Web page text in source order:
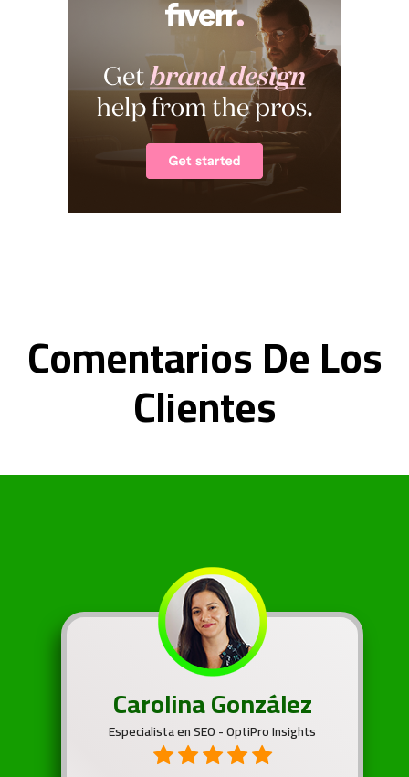
Comentarios De Los
Clientes
Carolina González
Especialista en SEO - OptiPro Insights